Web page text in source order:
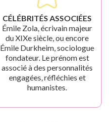
CÉLÉBRITÉS ASSOCIÉES
Émile Zola, écrivain majeur
du XIXe siècle, ou encore
Émile Durkheim, sociologue
fondateur. Le prénom est
associé à des personnalités
engagées, réfléchies et
humanistes.